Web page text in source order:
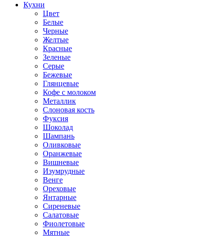
Кухни
Цвет
Белые
Черные
Желтые
Красные
Зеленые
Серые
Бежевые
Глянцевые
Кофе с молоком
Металлик
Слоновая кость
Фуксия
Шоколад
Шампань
Оливковые
Оранжевые
Вишневые
Изумрудные
Венге
Ореховые
Янтарные
Сиреневые
Салатовые
Фиолетовые
Мятные